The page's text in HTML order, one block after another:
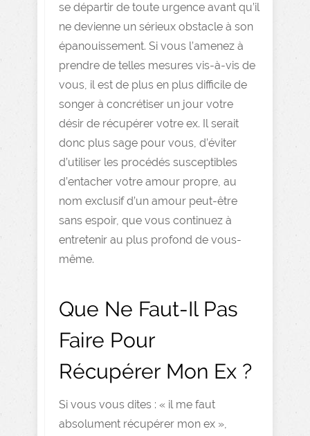
se départir de toute urgence avant qu’il
ne devienne un sérieux obstacle à son
épanouissement. Si vous l’amenez à
prendre de telles mesures vis-à-vis de
vous, il est de plus en plus difficile de
songer à concrétiser un jour votre
désir de récupérer votre ex. Il serait
donc plus sage pour vous, d’éviter
d’utiliser les procédés susceptibles
d’entacher votre amour propre, au
nom exclusif d’un amour peut-être
sans espoir, que vous continuez à
entretenir au plus profond de vous-
même.
Que Ne Faut-Il Pas
Faire Pour
Récupérer Mon Ex ?
Si vous vous dites : « il me faut
absolument récupérer mon ex »,